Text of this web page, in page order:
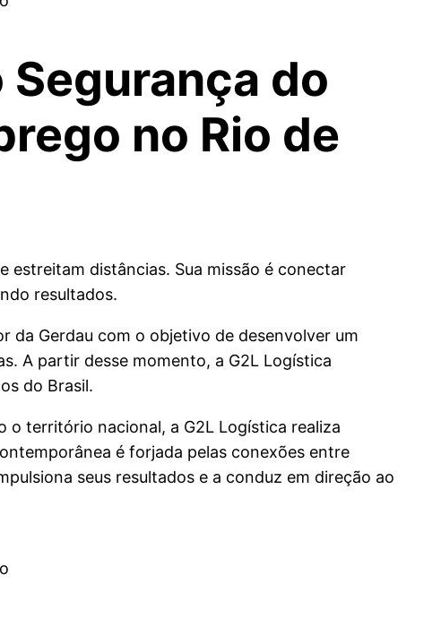
do
no Rio de
estreitam distâncias. Sua missão é conectar
resultados.
da Gerdau com o objetivo de desenvolver um
A partir desse momento, a G2L Logística
do Brasil.
território nacional, a G2L Logística realiza
é forjada pelas conexões entre
seus resultados e a conduz em direção ao